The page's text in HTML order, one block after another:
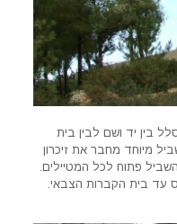
בין יד ושם לבין בית
מיוחד מחבר את זיכרון
פתוח לכל המטיילים.
עד בית הקברות הצבאי.